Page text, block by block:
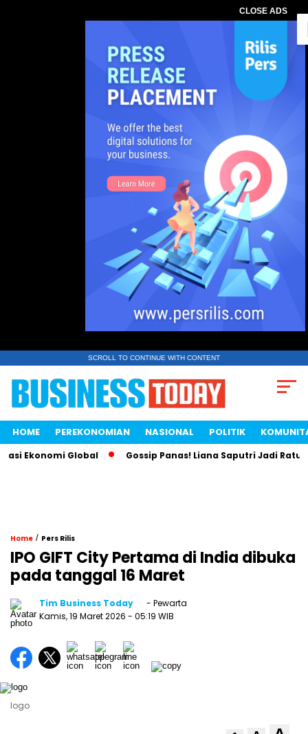
CLOSE ADS
SCROLL TO CONTINUE WITH CONTENT
HOME PEREKONOMIAN NASIONAL POLITIK
Global Gossip Panas! Liana Saputri Jadi Ratu
Home / Pers Rilis
IPO GIFT City Pertama di India dibuka
pada tanggal 16 Maret
Tim Business Today
- Pewarta
Kamis, 19 Maret 2026 - 05:19 WIB
logo